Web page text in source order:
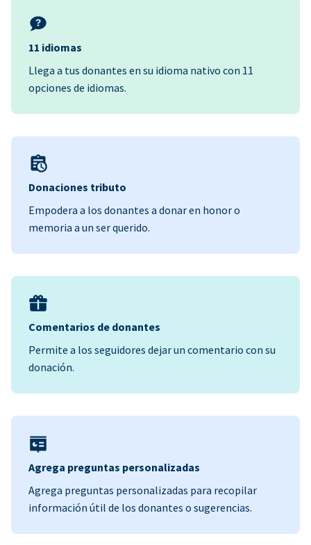
11 idiomas
Llega a tus donantes en su idioma nativo con 11
opciones de idiomas.
Donaciones tributo
Empodera a los donantes a donar en honor o
memoria a un ser querido.
Comentarios de donantes
Permite a los seguidores dejar un comentario con su
donación.
Agrega preguntas personalizadas
Agrega preguntas personalizadas para recopilar
información útil de los donantes o sugerencias.